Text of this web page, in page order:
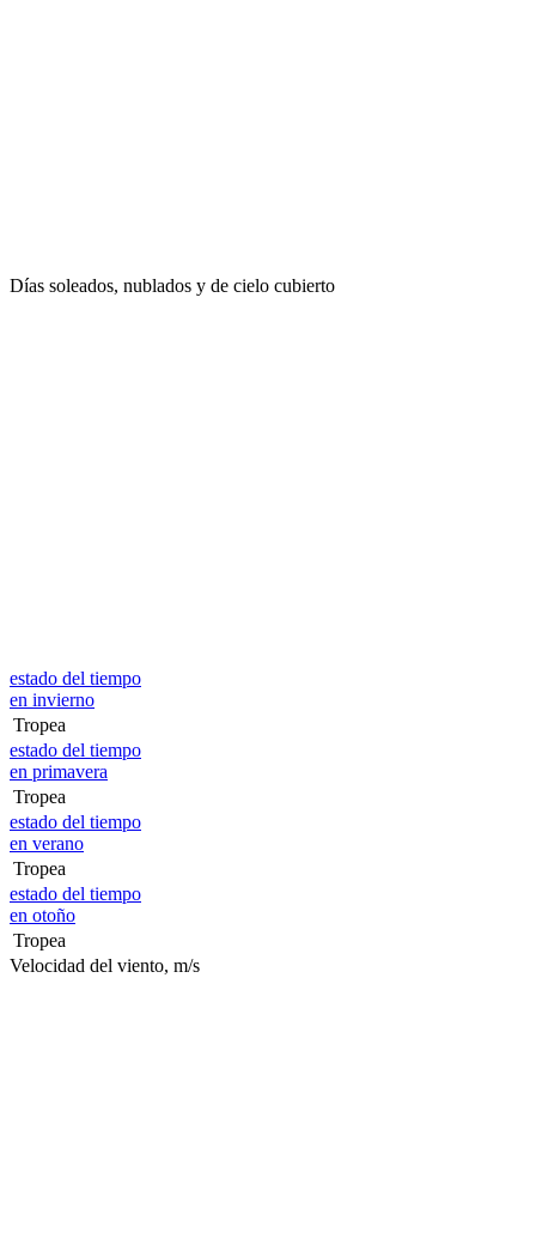
Días soleados, nublados y de cielo cubierto
estado del tiempo
en invierno
Tropea
estado del tiempo
en primavera
Tropea
estado del tiempo
en verano
Tropea
estado del tiempo
en otoño
Tropea
Velocidad del viento, m/s